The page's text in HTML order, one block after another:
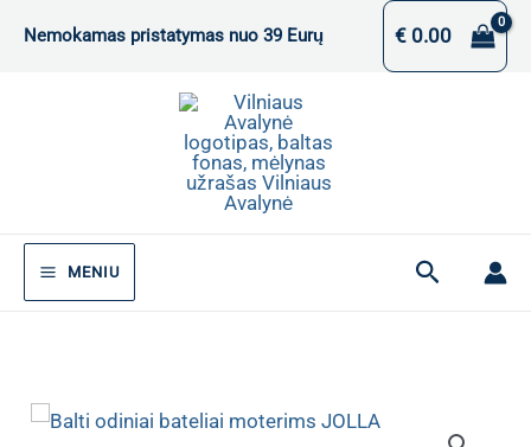
Nemokamas pristatymas nuo 39 Eurų €0.00
MENIU Paieška